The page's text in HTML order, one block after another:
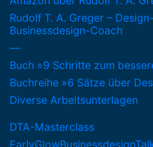
Rudolf T. A. Greger –
Businessdesign-Coach
—
Buch »9 Schritte zum
Buchreihe »6 Sätze über
Diverse Arbeitsunterlagen
DTA-Masterclass